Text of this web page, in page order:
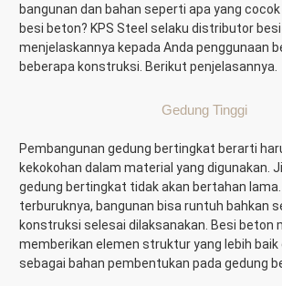
bangunan dan bahan seperti apa yang
besi beton? KPS Steel selaku distributor
menjelaskannya kepada Anda penggunaan
beberapa konstruksi. Berikut penjelasannya.
Gedung Tinggi
Pembangunan gedung bertingkat berarti
kekokohan dalam material yang digunakan.
gedung bertingkat tidak akan bertahan
terburuknya, bangunan bisa runtuh bahkan
konstruksi selesai dilaksanakan. Besi beton
memberikan elemen struktur yang lebih baik
sebagai bahan pembentukan pada gedung